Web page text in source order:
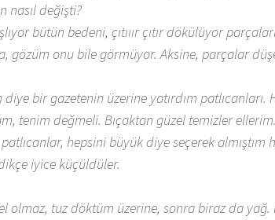
nasıl değişti?
bütün bedeni, çıtııır çıtır dökülüyor
gözüm onu bile görmüyor. Aksine, parçalar
diye bir gazetenin üzerine yatırdım
tenim değmeli. Bıçaktan güzel temizler ellerim.
hepsini büyük diye seçerek
iyice küçüldüler.
olmaz, tuz döktüm üzerine, sonra biraz da